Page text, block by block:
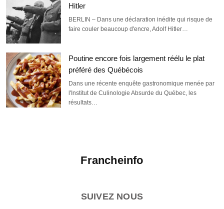
Hitler
BERLIN – Dans une déclaration inédite qui risque de
faire couler beaucoup d'encre, Adolf Hitler…
Poutine encore fois largement réélu le plat
préféré des Québécois
Dans une récente enquête gastronomique menée par
l'Institut de Culinologie Absurde du Québec, les
résultats…
Francheinfo
SUIVEZ NOUS